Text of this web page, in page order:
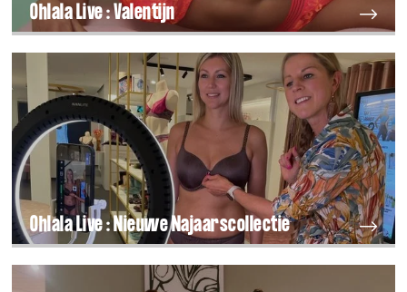
Ohlala Live : Valentijn
Ohlala Live : Nieuwe Najaarscollectie